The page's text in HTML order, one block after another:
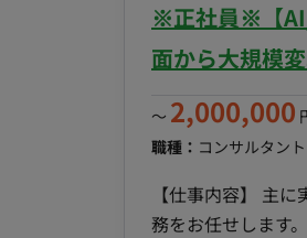
※正社員※【
面から大規模
〜 2,000,000
職種： コンサルタン
【仕事内容】 主
務をお任せします。 - サービスオーナーとの連携: リテールメディア事業のオーナーの計画を元に、